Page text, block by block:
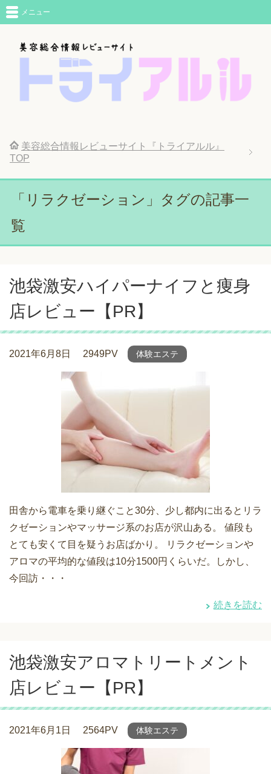
メニュー
美容総合情報レビューサイト『トライアルル』
TOP
「リラクゼーション」タグの記事一
覧
池袋激安ハイパーナイフと痩身
店レビュー【PR】
2021年6月8日 2949PV 体験エステ
田舎から電車を乗り継ぐこと30分、少し都内に出るとリラ
クゼーションやマッサージ系のお店が沢山ある。 値段も
とても安くて目を疑うお店ばかり。 リラクゼーションや
アロマの平均的な値段は10分1500円くらいだ。しかし、
今回訪・・・
続きを読む
池袋激安アロマトリートメント
店レビュー【PR】
2021年6月1日 2564PV 体験エステ